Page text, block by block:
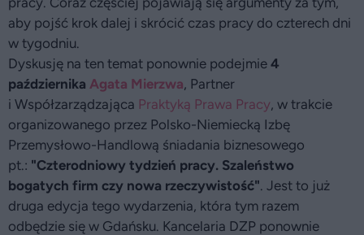
aby pojść krok dalej i skrócić czas pracy do czterech dni
w tygodniu.
Dyskusję na ten temat ponownie podejmie 4
października Agata Mierzwa, Partner
i Współzarządzająca Praktyką Prawa Pracy, w trakcie
organizowanego przez Polsko-Niemiecką Izbę
Przemysłowo-Handlową śniadania biznesowego
pt.: "Czterodniowy tydzień pracy. Szaleństwo
bogatych firm czy nowa rzeczywistość". Jest to już
druga edycja tego wydarzenia, która tym razem
odbędzie się w Gdańsku. Kancelaria DZP ponownie